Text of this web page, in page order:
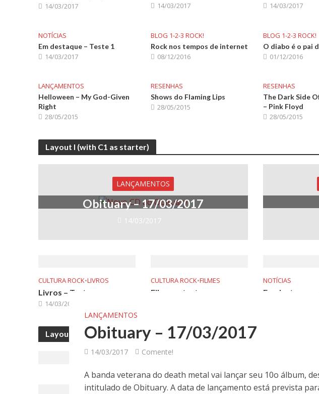
14/03/2017 14/03/2017 14/03/2017
NOTÍCIAS
Em destaque – Teste 1
14/03/2017
BLOG 1-2-3 ROCK!
Rock nos tempos de internet
08/12/2016
BLOG 1-2-3 ROCK!
O diabo é o pai
01/12/2016
LANÇAMENTOS
Helloween – My God-Given
Right
28/05/2015
RESENHAS
Shows do Flaming Lips
28/05/2015
RESENHAS
The Dark Side
– Pink Floyd
28/05/2015
Layout I (with C1 as starter)
LANÇAMENTOS
Obituary – 17/03/2017
14/03/2017
CULTURA ROCK•LIVROS
Livros – Teste
14/03/2017
CULTURA ROCK•FILMES
Filmes – teste
NOTÍCIAS
Em destaque –
Layout I (with A2 as starter)
LANÇAMENTOS
Obituary – 17/03/2017
14/03/2017 Comente!
A banda veterana do death metal vai lançar seu 10o álbum,
intitulado de Obituary. A data de lançamento está prevista